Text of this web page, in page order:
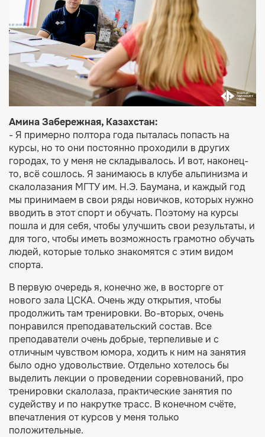
Амина Забережная, Казахстан:
- Я примерно полтора года пыталась попасть на
курсы, но то они постоянно проходили в других
городах, то у меня не складывалось. И вот, наконец-
то, всё сошлось. Я занимаюсь в клубе альпинизма и
скалолазания МГТУ им. Н.Э. Баумана, и каждый год
мы принимаем в свои ряды новичков, которых нужно
вводить в этот спорт и обучать. Поэтому на курсы
пошла и для себя, чтобы улучшить свои результаты, и
для того, чтобы иметь возможность грамотно обучать
людей, которые только знакомятся с этим видом
спорта.
В первую очередь я, конечно же, в восторге от
нового зала ЦСКА. Очень жду открытия, чтобы
продолжить там тренировки. Во-вторых, очень
понравился преподавательский состав. Все
преподаватели очень добрые, терпеливые и с
отличным чувством юмора, ходить к ним на занятия
было одно удовольствие. Отдельно хотелось бы
выделить лекции о проведении соревнований, про
тренировки скалолаза, практические занятия по
судейству и по накрутке трасс. В конечном счёте,
впечатления от курсов у меня только
положительные.